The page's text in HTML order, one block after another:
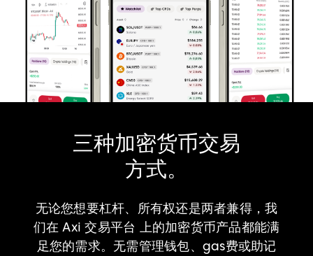
三种加密货币交易
方式。
无论您想要杠杆、所有权还是两者兼得，我
们在 Axi 交易平台 上的加密货币产品都能满
足您的需求。无需管理钱包、gas费或助记